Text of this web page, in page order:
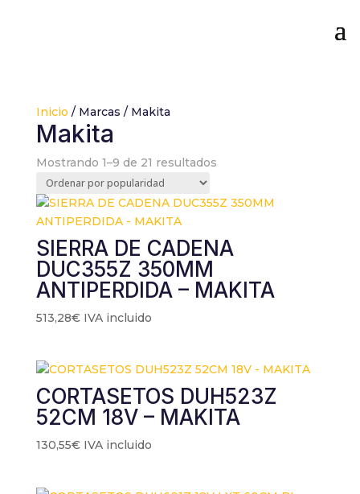
Inicio / Marcas / Makita
Makita
Mostrando 1–9 de 21 resultadosOrdenado
popularidad
SIERRA DE CADENA
DUC355Z 350MM
ANTIPERDIDA – MAKITA
513,28€ IVA incluido
CORTASETOS DUH523Z
52CM 18V – MAKITA
130,55€ IVA incluido